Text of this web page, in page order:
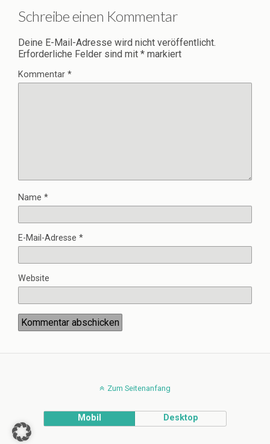
Schreibe einen Kommentar
Deine E-Mail-Adresse wird nicht veröffentlicht.
Erforderliche Felder sind mit * markiert
Kommentar *
Name *
E-Mail-Adresse *
Website
Zum Seitenanfang
Mobil Desktop